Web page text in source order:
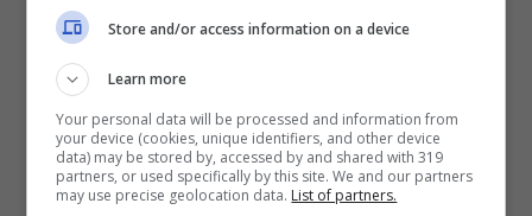
personalità di spicco della nostra Città; e
l’istituzione di un riconoscimento inedito e
speciale, inserito tra i premi che verranno
attribuiti nel corso della serata.
Store and/or access information on a device
Learn more
Your personal data will be processed and information from
your device (cookies, unique identifiers, and other device
data) may be stored by, accessed by and shared with 319
partners, or used specifically by this site. We and our partners
may use precise geolocation data. List of partners.